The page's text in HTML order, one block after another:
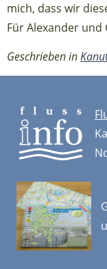
mich, dass wir
Für Alexander und
Geschrieben in